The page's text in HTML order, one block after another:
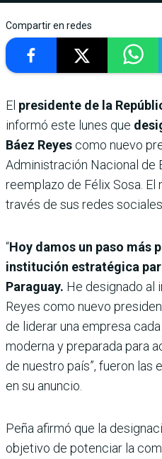
Compartir en redes
El presidente de la
informó este lunes que
Báez Reyes como nuevo
Administración Nacional de
reemplazo de Félix Sosa. El
través de sus redes sociales.
“Hoy damos un paso más
institución estratégica
Paraguay. He designado al
Reyes como nuevo
de liderar una empresa
moderna y preparada para
de nuestro país”, fueron las
en su anuncio.
Peña afirmó que la
objetivo de potenciar la